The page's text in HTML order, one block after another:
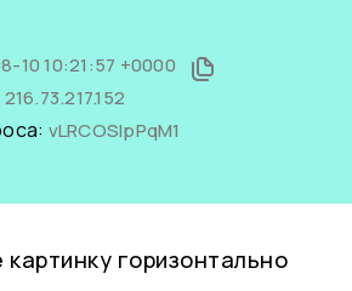
10 10:21:57 +0000
216.73.217.152
vLRCOSlpPqM1
картинку горизонтально